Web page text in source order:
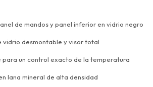
de mandos y panel inferior en vidrio negro
vidrio desmontable y visor total
para un control exacto de la temperatura
lana mineral de alta densidad